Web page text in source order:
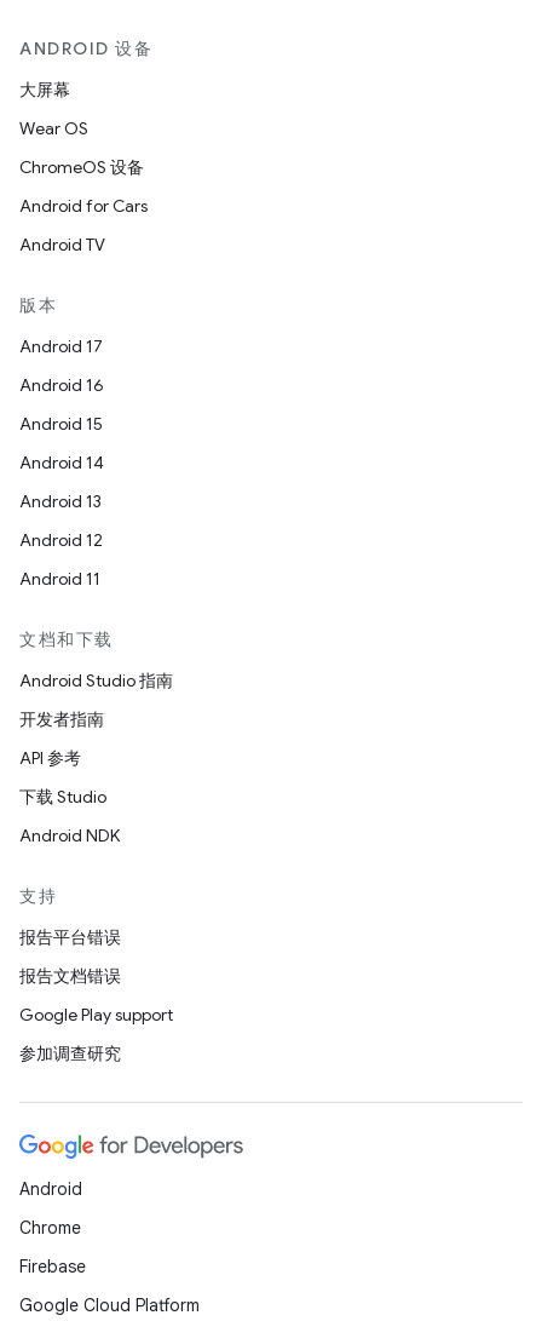
ANDROID 设备
大屏幕
Wear OS
ChromeOS 设备
Android for Cars
Android TV
版本
Android 17
Android 16
Android 15
Android 14
Android 13
Android 12
Android 11
文档和下载
Android Studio 指南
开发者指南
API 参考
下载 Studio
Android NDK
支持
报告平台错误
报告文档错误
Google Play support
参加调查研究
Android
Chrome
Firebase
Google Cloud Platform